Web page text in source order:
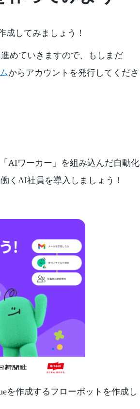
成してみましょう！
めていきますので、もしまだ
からアカウントを発行してくださ
AIワーカー」を組み込んだ自動化
くAI社員を導入しましょう！
を作成するフローボットを作成し